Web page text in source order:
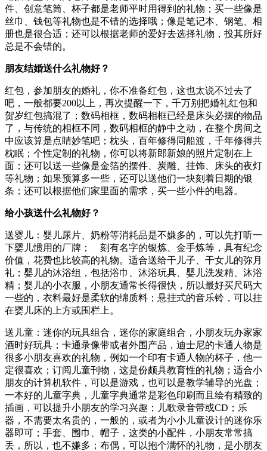
件、创意笔筒、杯子都是老师平时用得到的礼物；买一些像是
丝巾、钱包等礼物也是不错的选择哦；像是笔记本、钢笔、相
册也是很合适；还可以根据老师的爱好去选择礼物，投其所好
总是不会错的。
朋友结婚送什么礼物好？
红包，参加朋友的婚礼，你不准备红包，这也太说不过去了
吧，一般都要200以上，再次提醒一下，千万别把婚礼红包和
贺岁红包搞混了；数码相框，数码相框已经是床头必摆的物品
了，与传统的相框不同，数码相框的静中之动，在整个房间之
中应该算是点睛妙笔吧；枕头，百年修得同船渡，千年修得共
枕眠；个性定制的礼物，你可以将新郎新娘的照片定制在上
面；还可以送一些像是金箔的摆件、炭雕、挂饰、床头的夜灯
等礼物；如果预算多一些，还可以送他们一块刻着日期的银
条；还可以根据他们家里面的需求，买一些小件的电器。
给小孩送什么礼物好？
送婴儿：婴儿尿片、奶粉等消耗品是不嫌多的，可以先打听一
下婴儿惯用的厂牌； 刻有名字的银炼、金手炼等，具有纪念
价值，花费也比较高的礼物。适合送给干儿子、干女儿的弥月
礼；婴儿的沐浴组，包括浴巾、沐浴玩具、婴儿洗发精、沐浴
精；婴儿的小衣服，小朋友通常长得很快，所以最好买尺码大
一些的，衣料最好是柔软的绵质料；悬挂式的音乐铃，可以挂
在婴儿床的上方或围栏上。
送儿童：迷你的玩具组合，迷你的家庭组合，小朋友玩办家家
酒时好玩具；卡通录像带或者外围产品，迪士尼的卡通人物是
很多小朋友喜欢的礼物，例如一个印有卡通人物的杯子，他一
定很喜欢；订阅儿童刊物，这是份颇具教育性的礼物；适合小
朋友的计算机软件，可以是游戏，也可以是教学辅导的光盘；
一本好的儿童字典，儿童字典通常是彩色印刷而且绘有精致的
插画，可以提升小朋友的学习兴趣；儿歌录音带或CD；乐
器，不需要太名贵的，一般的，或者为小小儿童设计的迷你乐
器即可；手套、围巾、帽子，这类的小配件，小朋友常常搞
丢，所以，也不嫌多；布偶，可以抱个满怀的礼物，是小朋友